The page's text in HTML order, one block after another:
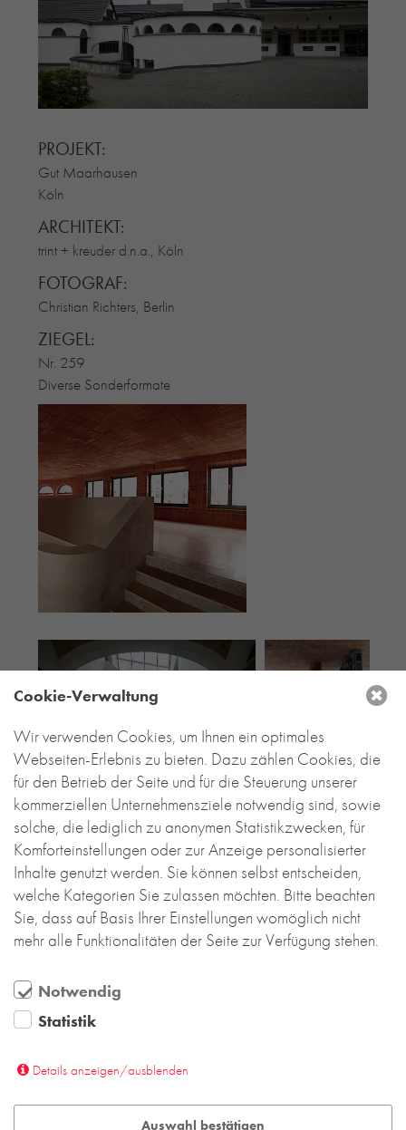
RE-USE-ZIEGEL
GLASUR-ZIEGEL
RE-USE-MÖRTEL
FASSADENPLANUNG (SCHWEIZ)
ÜBER UNS
BLOG
PROJEKT:
Gut Maarhausen
Köln
ARCHITEKT:
trint + kreuder d.n.a., Köln
FOTOGRAF:
Christian Richters, Berlin
ZIEGEL:
Nr. 259
Diverse Sonderformate
Cookie-Verwaltung
Wir verwenden Cookies, um Ihnen ein optimales
Webseiten-Erlebnis zu bieten. Dazu zählen Cookies, die
für den Betrieb der Seite und für die Steuerung unserer
kommerziellen Unternehmensziele notwendig sind, sowie
solche, die lediglich zu anonymen Statistikzwecken, für
Komforteinstellungen oder zur Anzeige personalisierter
Inhalte genutzt werden. Sie können selbst entscheiden,
welche Kategorien Sie zulassen möchten. Bitte beachten
Sie, dass auf Basis Ihrer Einstellungen womöglich nicht
mehr alle Funktionalitäten der Seite zur Verfügung stehen.
Notwendig
Statistik
Details anzeigen/ausblenden
Auswahl bestätigen